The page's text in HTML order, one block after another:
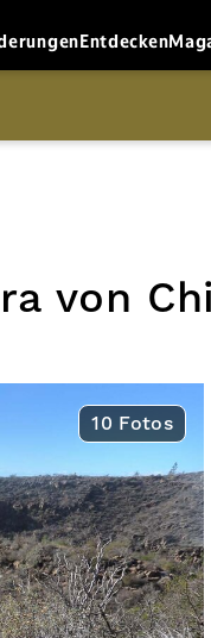
Entdecken
von
10 Fotos